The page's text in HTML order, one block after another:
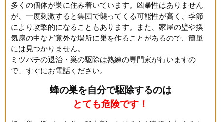
多くの個体が巣に住み着いています。凶暴性はありません
が、一度刺激すると集団で襲ってくる可能性が高く、季節
により攻撃的になることもあります。また、家屋の壁や換
気扇の中など意外な場所に巣を作ることがあるので、簡単
には見つかりません。
ミツバチの退治・巣の駆除は熟練の専門家が行いますの
で、すぐにお電話ください。
蜂の巣を自分で駆除するのは
とても危険です！